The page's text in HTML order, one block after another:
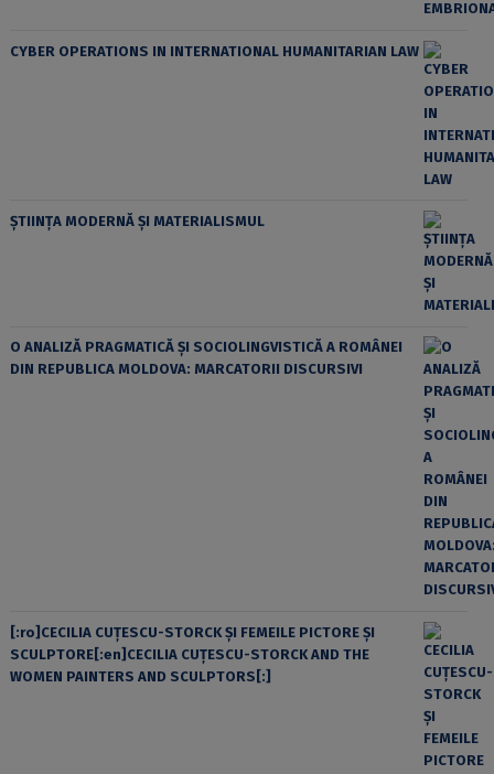
CYBER OPERATIONS IN INTERNATIONAL HUMANITARIAN LAW
ȘTIINȚA MODERNĂ ȘI MATERIALISMUL
O ANALIZĂ PRAGMATICĂ ȘI SOCIOLINGVISTICĂ A ROMÂNEI
DIN REPUBLICA MOLDOVA: MARCATORII DISCURSIVI
[:ro]CECILIA CUŢESCU-STORCK ŞI FEMEILE PICTORE ŞI
SCULPTORE[:en]CECILIA CUŢESCU-STORCK AND THE
WOMEN PAINTERS AND SCULPTORS[:]